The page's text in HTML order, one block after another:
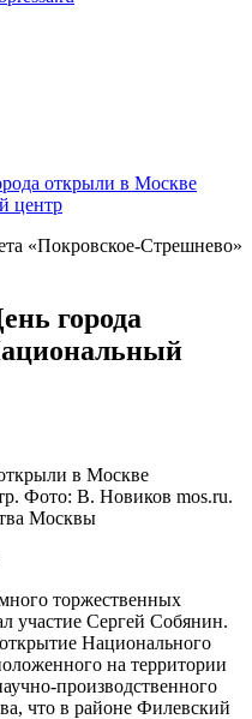
открыли в Москве
центр
«Покровское-Стрешнево»
города
в Москве
Фото: В. Новиков mos.ru.
Москвы
торжественных
участие Сергей Собянин.
Национального
на территории
производственного
что в районе Филевский